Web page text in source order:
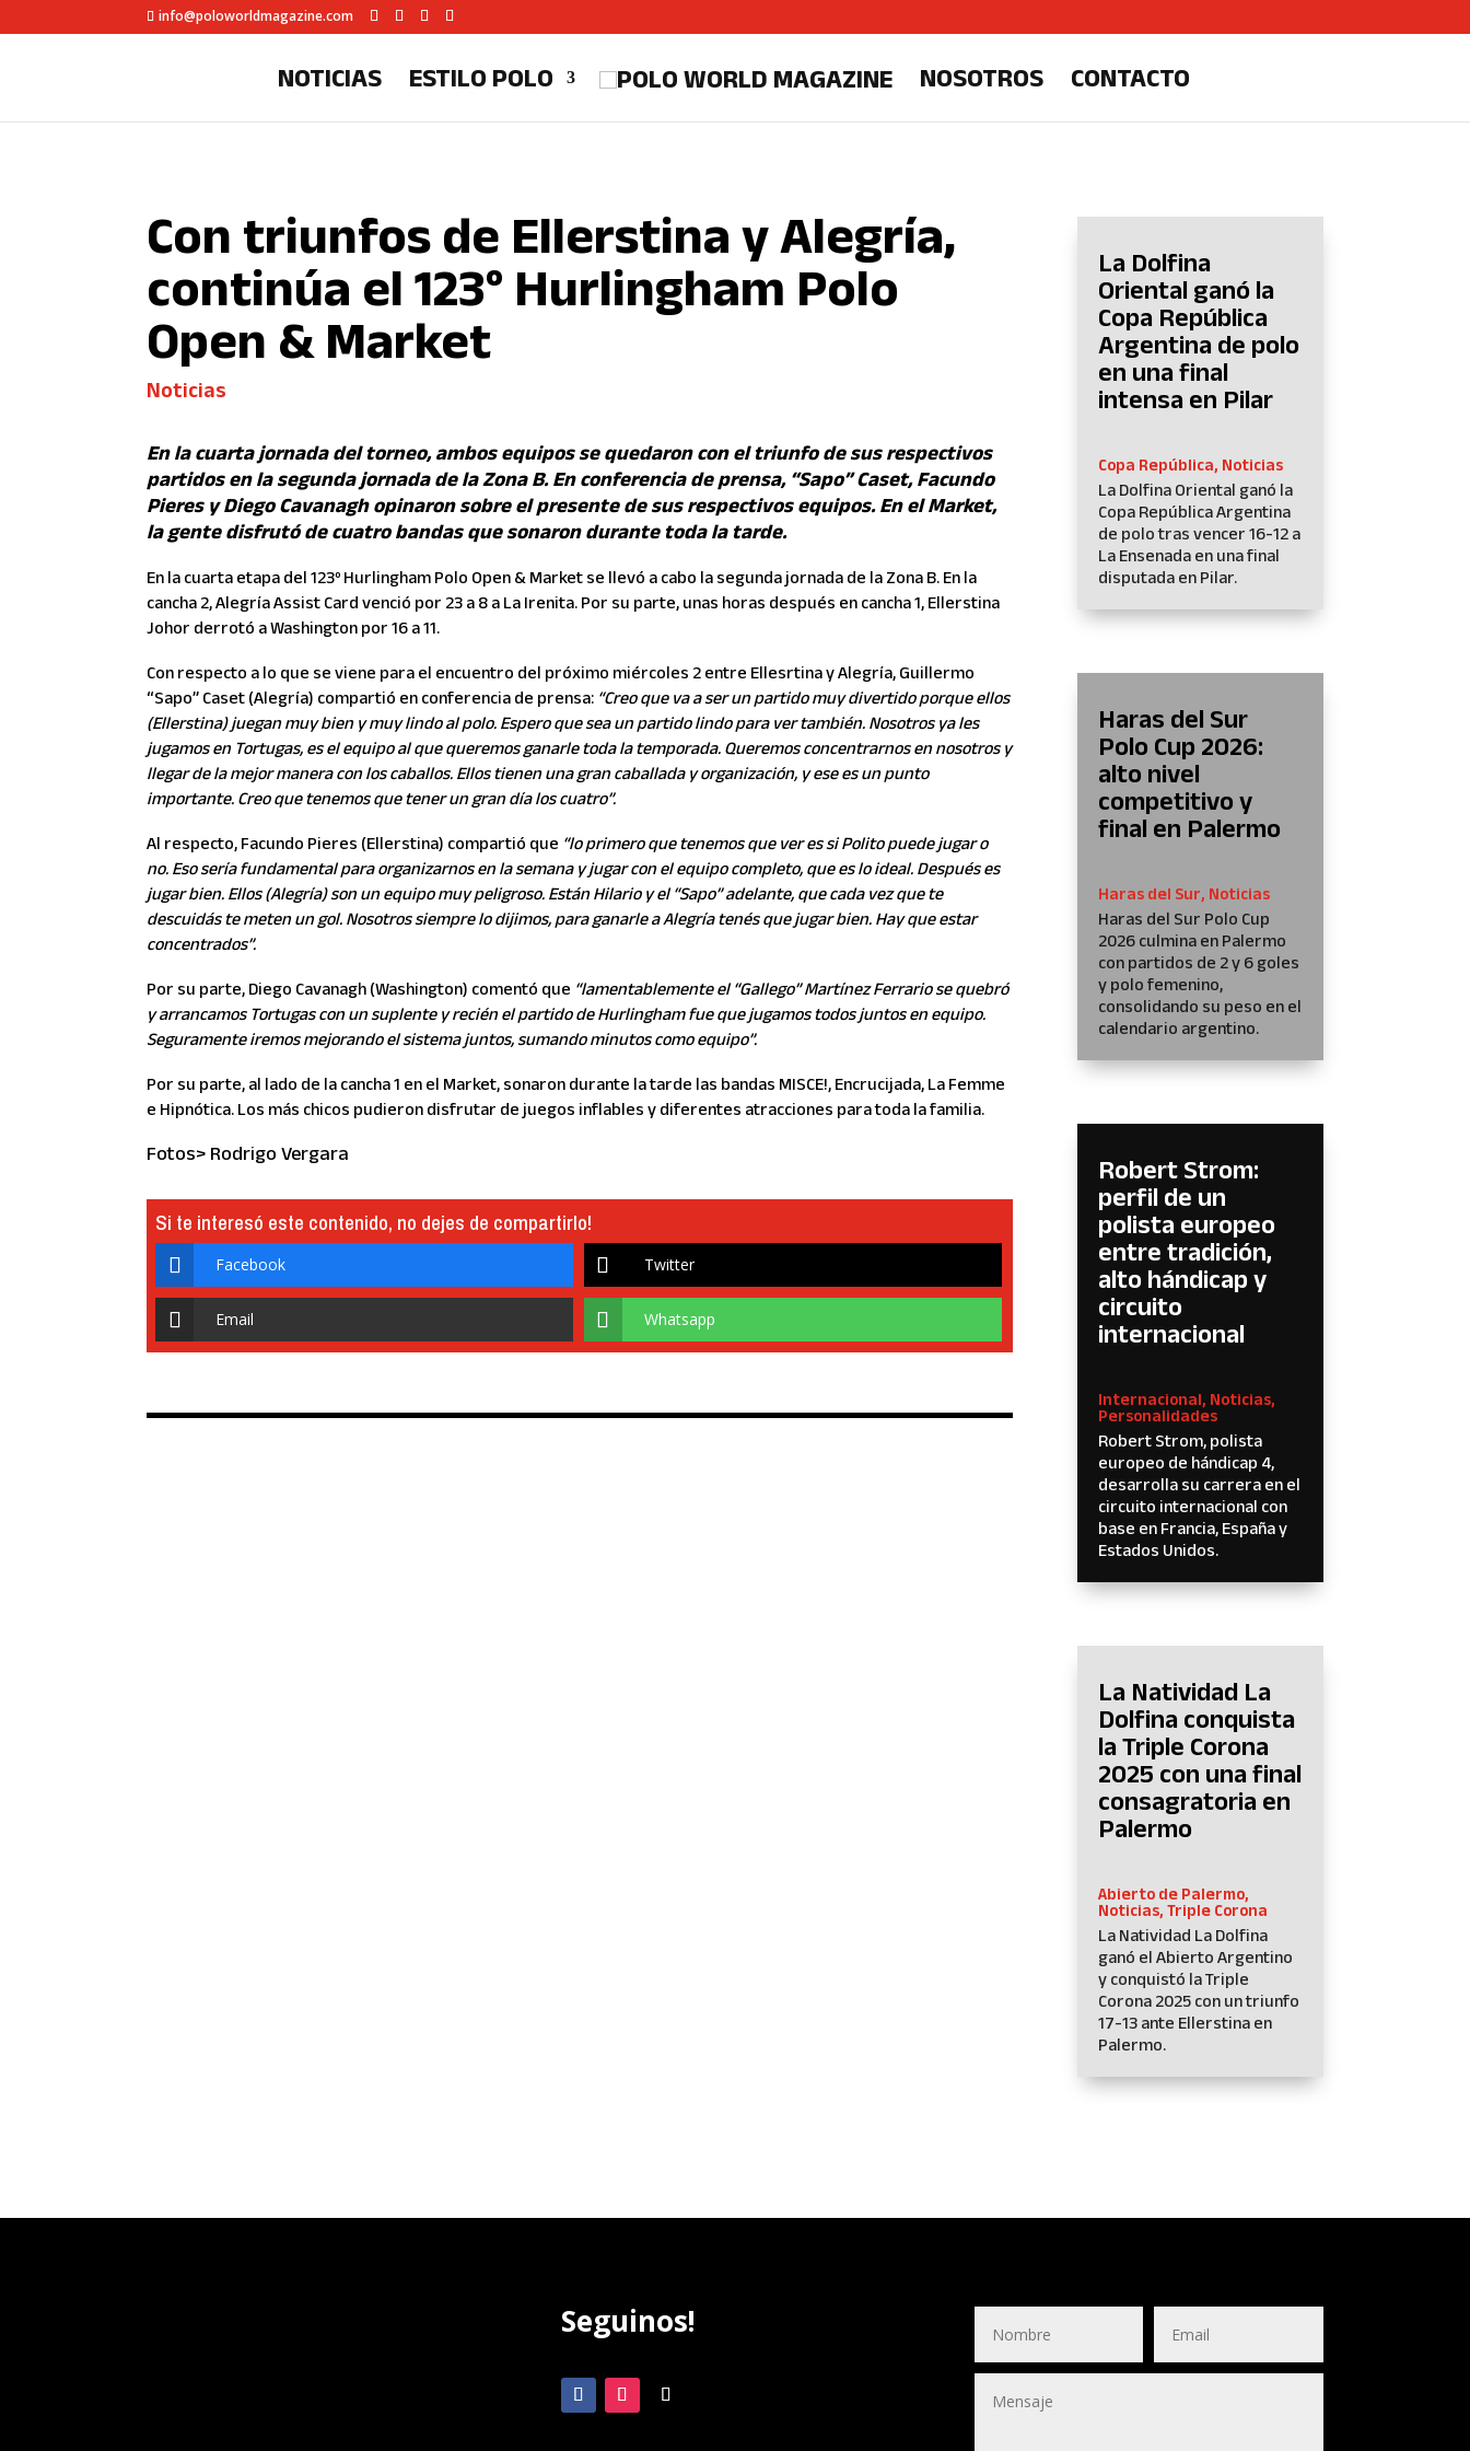
info@poloworldmagazine.com
NOTICIAS ESTILO POLO NOSOTROS CONTACTO
Con triunfos de Ellerstina y Alegría,
continúa el 123° Hurlingham Polo
Open & Market
Noticias
En la cuarta jornada del torneo, ambos equipos se quedaron con el triunfo de sus respectivos
partidos en la segunda jornada de la Zona B. En conferencia de prensa, “Sapo” Caset, Facundo
Pieres y Diego Cavanagh opinaron sobre el presente de sus respectivos equipos. En el Market,
la gente disfrutó de cuatro bandas que sonaron durante toda la tarde.
En la cuarta etapa del 123º Hurlingham Polo Open & Market se llevó a cabo la segunda jornada de la Zona B. En la
cancha 2, Alegría Assist Card venció por 23 a 8 a La Irenita. Por su parte, unas horas después en cancha 1, Ellerstina
Johor derrotó a Washington por 16 a 11.
Con respecto a lo que se viene para el encuentro del próximo miércoles 2 entre Ellesrtina y Alegría, Guillermo
“Sapo” Caset (Alegría) compartió en conferencia de prensa: “Creo que va a ser un partido muy divertido porque ellos
(Ellerstina) juegan muy bien y muy lindo al polo. Espero que sea un partido lindo para ver también. Nosotros ya les
jugamos en Tortugas, es el equipo al que queremos ganarle toda la temporada. Queremos concentrarnos en nosotros y
llegar de la mejor manera con los caballos. Ellos tienen una gran caballada y organización, y ese es un punto
importante. Creo que tenemos que tener un gran día los cuatro”.
Al respecto, Facundo Pieres (Ellerstina) compartió que “lo primero que tenemos que ver es si Polito puede jugar o
no. Eso sería fundamental para organizarnos en la semana y jugar con el equipo completo, que es lo ideal. Después es
jugar bien. Ellos (Alegría) son un equipo muy peligroso. Están Hilario y el “Sapo” adelante, que cada vez que te
descuidás te meten un gol. Nosotros siempre lo dijimos, para ganarle a Alegría tenés que jugar bien. Hay que estar
concentrados”.
Por su parte, Diego Cavanagh (Washington) comentó que “lamentablemente el “Gallego” Martínez Ferrario se quebró
y arrancamos Tortugas con un suplente y recién el partido de Hurlingham fue que jugamos todos juntos en equipo.
Seguramente iremos mejorando el sistema juntos, sumando minutos como equipo”.
Por su parte, al lado de la cancha 1 en el Market, sonaron durante la tarde las bandas MISCE!, Encrucijada, La Femme
e Hipnótica. Los más chicos pudieron disfrutar de juegos inflables y diferentes atracciones para toda la familia.
Fotos> Rodrigo Vergara
Si te interesó este contenido, no dejes de compartirlo!
Facebook Twitter
Email Whatsapp
La Dolfina
Oriental ganó la
Copa República
Argentina de polo
en una final
intensa en Pilar
Copa República, Noticias
La Dolfina Oriental ganó la
Copa República Argentina
de polo tras vencer 16-12 a
La Ensenada en una final
disputada en Pilar.
Haras del Sur
Polo Cup 2026:
alto nivel
competitivo y
final en Palermo
Haras del Sur, Noticias
Haras del Sur Polo Cup
2026 culmina en Palermo
con partidos de 2 y 6 goles
y polo femenino,
consolidando su peso en el
calendario argentino.
Robert Strom:
perfil de un
polista europeo
entre tradición,
alto hándicap y
circuito
internacional
Internacional, Noticias,
Personalidades
Robert Strom, polista
europeo de hándicap 4,
desarrolla su carrera en el
circuito internacional con
base en Francia, España y
Estados Unidos.
La Natividad La
Dolfina conquista
la Triple Corona
2025 con una final
consagratoria en
Palermo
Abierto de Palermo,
Noticias,Triple Corona
La Natividad La Dolfina
ganó el Abierto Argentino
y conquistó la Triple
Corona 2025 con un triunfo
17-13 ante Ellerstina en
Palermo.
Seguinos!